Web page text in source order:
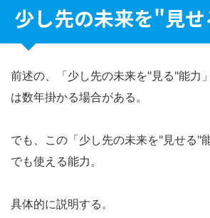
少し先の未来を"見
前述の、「少し先の未来を"見る"能力
は数年掛かる場合がある。
でも、この「少し先の未来を"見せる"
でも使える能力。
具体的に説明する。